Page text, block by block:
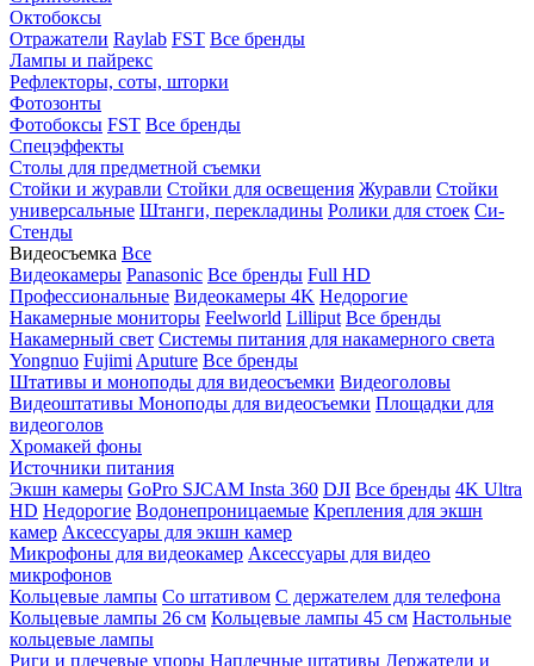
Октобоксы
Отражатели Raylab FST Все бренды
Лампы и пайрекс
Рефлекторы, соты, шторки
Фотозонты
Фотобоксы FST Все бренды
Спецэффекты
Столы для предметной съемки
Стойки и журавли Стойки для освещения Журавли Стойки
универсальные Штанги, перекладины Ролики для стоек Си-
Стенды
Видеосъемка Все
Видеокамеры Panasonic Все бренды Full HD
Профессиональные Видеокамеры 4K Недорогие
Накамерные мониторы Feelworld Lilliput Все бренды
Накамерный свет Системы питания для накамерного света
Yongnuo Fujimi Aputure Все бренды
Штативы и моноподы для видеосъемки Видеоголовы
Видеоштативы Моноподы для видеосъемки Площадки для
видеоголов
Хромакей фоны
Источники питания
Экшн камеры GoPro SJCAM Insta 360 DJI Все бренды 4K Ultra
HD Недорогие Водонепроницаемые Крепления для экшн
камер Аксессуары для экшн камер
Микрофоны для видеокамер Аксессуары для видео
микрофонов
Кольцевые лампы Со штативом C держателем для телефона
Кольцевые лампы 26 см Кольцевые лампы 45 см Настольные
кольцевые лампы
Риги и плечевые упоры Наплечные штативы Держатели и